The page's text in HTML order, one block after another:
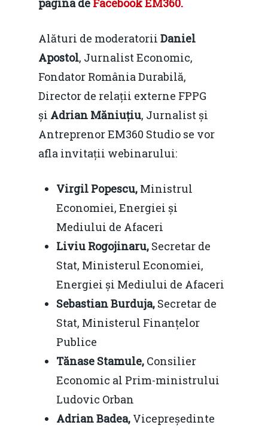
paginade Facebook EM360.
Alături de moderatorii Daniel
Apostol, Jurnalist Economic,
Fondator România Durabilă,
Director de relații externe FPPG
și Adrian Măniuțiu, Jurnalist și
Antreprenor EM360 Studio se vor
afla invitații webinarului:
Virgil Popescu, Ministrul
Economiei, Energiei și
Mediului de Afaceri
Liviu Rogojinaru, Secretar de
Stat, Ministerul Economiei,
Energiei și Mediului de Afaceri
Sebastian Burduja, Secretar de
Stat, Ministerul Finanțelor
Publice
Tănase Stamule, Consilier
Economic al Prim-ministrului
Ludovic Orban
Adrian Badea, Vicepreședinte